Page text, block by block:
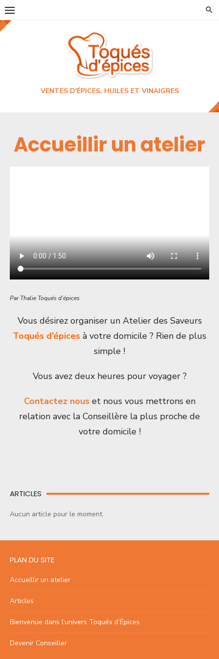
Skip
to
content
VENTES D'ÉPICES, HUILES ET VINAIGRES
Accueillir un atelier
Par Thalie Toqués d’épices
Vous désirez organiser un Atelier des Saveurs
Toqués d’épices à votre domicile ? Rien de plus
simple !
Vous avez deux heures pour voyager ?
Contactez nouset nous vous mettrons en
relation avec la Conseillère la plus proche de
votre domicile !
ARTICLES
Aucun article pour le moment.
PLAN DU SITE
Accueillir un atelier
Articles
Bienvenue dans l’univers Toqués d’Épices
Devenir Conseiller